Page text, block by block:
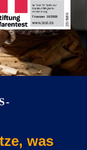
was